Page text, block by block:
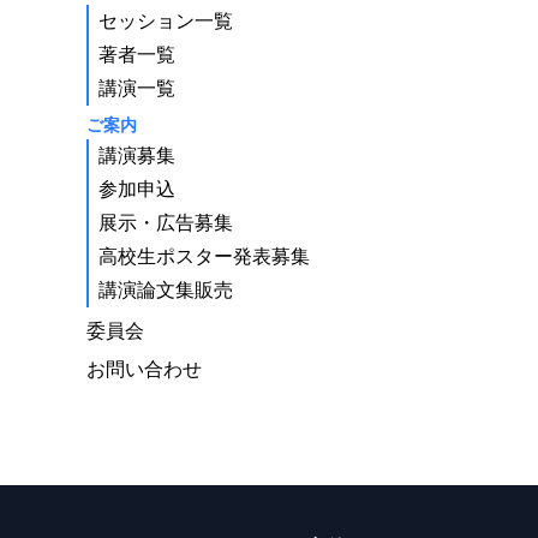
セッション一覧
著者一覧
講演一覧
ご案内
講演募集
参加申込
展示・広告募集
高校生ポスター発表募集
講演論文集販売
委員会
お問い合わせ